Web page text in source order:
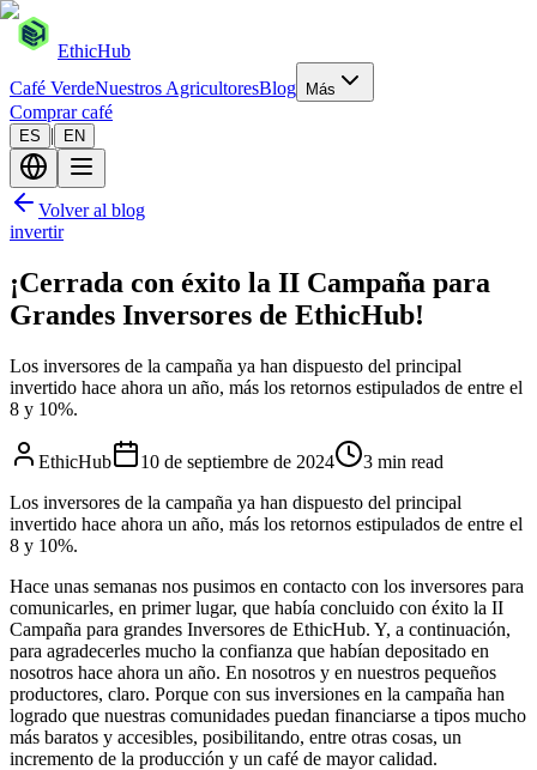
EthicHub
Café VerdeNuestros AgricultoresBlog Más
Comprar café
ES | EN
Volver al blog
invertir
¡Cerrada con éxito la II Campaña para
Grandes Inversores de EthicHub!
Los inversores de la campaña ya han dispuesto del principal
invertido hace ahora un año, más los retornos estipulados de entre el
8 y 10%.
EthicHub 10 de septiembre de 2024
3 min read
Los inversores de la campaña ya han dispuesto del principal
invertido hace ahora un año, más los retornos estipulados de entre el
8 y 10%.
Hace unas semanas nos pusimos en contacto con los inversores para
comunicarles, en primer lugar, que había concluido con éxito la II
Campaña para grandes Inversores de EthicHub. Y, a continuación,
para agradecerles mucho la confianza que habían depositado en
nosotros hace ahora un año. En nosotros y en nuestros pequeños
productores, claro. Porque con sus inversiones en la campaña han
logrado que nuestras comunidades puedan financiarse a tipos mucho
más baratos y accesibles, posibilitando, entre otras cosas, un
incremento de la producción y un café de mayor calidad.